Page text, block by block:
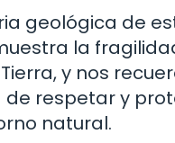
geológica de
la
y nos
respetar y
natural.